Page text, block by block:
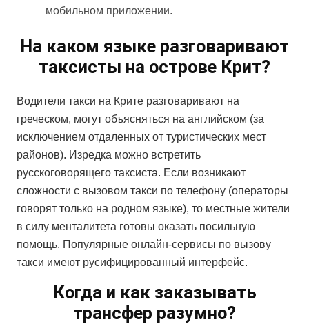
мобильном приложении.
На каком языке разговаривают
таксисты на острове Крит?
Водители такси на Крите разговаривают на
греческом, могут объясняться на английском (за
исключением отдаленных от туристических мест
районов). Изредка можно встретить
русскоговорящего таксиста. Если возникают
сложности с вызовом такси по телефону (операторы
говорят только на родном языке), то местные жители
в силу менталитета готовы оказать посильную
помощь. Популярные онлайн-сервисы по вызову
такси имеют русифицированный интерфейс.
Когда и как заказывать
трансфер разумно?